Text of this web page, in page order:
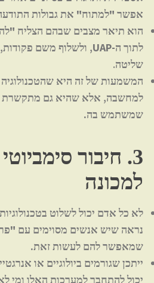
אפשר "למתוח" את גבולות
הוא תיאר מצבים שבהם הצליח
לתוך ה-UAP
, ולשלוף משם
שליטה.
המשמעות של זה היא שהטכנולוגיה
למחשבה, אלא שהיא גם
שמשתמש בה.
3. חיבור
למכונה
לא כל אדם יכול לשלוט
נראה שיש אנשים מסוימים עם
שמאפשר להם לעשות זאת.
ייתכן שגורמים ביולוגיים או
יכול להתחבר למערכות האלו ומי